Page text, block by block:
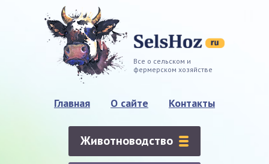
Все о сельском и
фермерском хозяйстве
Главная О сайте Контакты
Животноводство